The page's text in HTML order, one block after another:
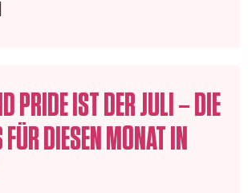
PRIDE IST DER JULI – DIE
DIESEN MONAT IN